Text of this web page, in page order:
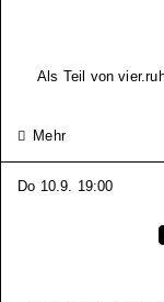
Als Teil von
Mehr
Do 10.9. 19:00